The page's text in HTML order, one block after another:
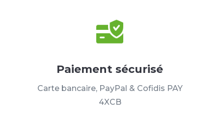
Paiement sécurisé
Carte bancaire, PayPal & Cofidis PAY
4XCB